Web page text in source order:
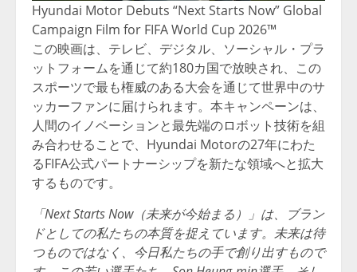
Hyundai Motor Debuts “Next Starts Now” Global
Campaign Film for FIFA World Cup 2026™
この映画は、テレビ、デジタル、ソーシャル・プラ
ットフォームを通じて約180カ国で放映され、この
スポーツで最も権威のある大会を通じて世界中のサ
ッカーファンに届けられます。本キャンペーンは、
人間のイノベーションと最先端のロボット技術を組
み合わせることで、Hyundai Motorの27年にわた
るFIFA公式パートナーシップを新たな領域へと拡大
するものです。
「Next Starts Now（未来が今始まる）」は、ブラン
ドとしての私たちの本質を捉えています。未来は待
つものではなく、今日私たちの手で創り出すもので